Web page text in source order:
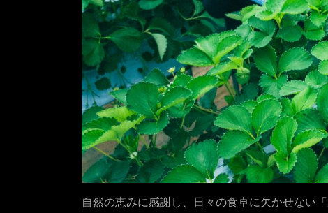
自然の恵みに感謝し、日々の食卓に欠かせない